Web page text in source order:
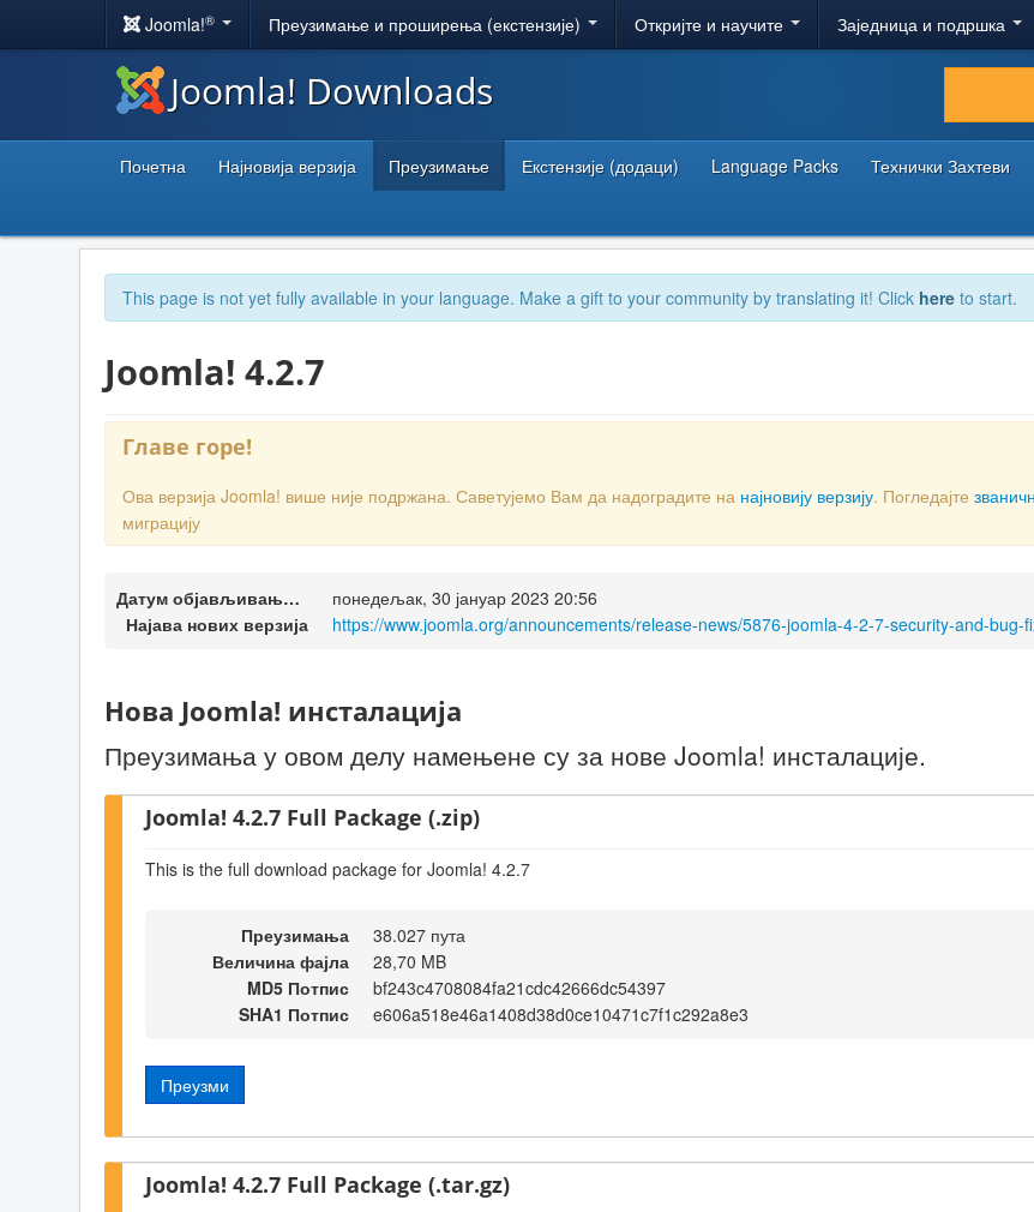
Joomla!® Преузимање и проширења (екстензије) Откријте и научите Заједница и подршка
Joomla! Downloads
Почетна Најновија верзија Преузимање Екстензије (додаци) Language Packs Технички Захтеви
This page is not yet fully available in your language. Make a gift to your community by translating it! Click here to start.
Joomla! 4.2.7
Главе горе!
Ова верзија Joomla! више није подржана. Саветујемо Вам да надоградите на најновију верзију. Погледајте
миграцију
Датум објављивања верзије
понедељак, 30 јануар 2023 20:56
Најава нових верзија
https://www.joomla.org/announcements/release-news/5876-joomla-4-2-7-security-and-bug-
Нова Joomla! инсталација
Преузимања у овом делу намењене су за нове Joomla! инсталације.
Joomla! 4.2.7 Full Package (.zip)
This is the full download package for Joomla! 4.2.7
Преузимања
38.027 пута
Величина фајла
28,70 MB
MD5 Потпис
bf243c4708084fa21cdc42666dc54397
SHA1 Потпис
e606a518e46a1408d38d0ce10471c7f1c292a8e3
Преузми
Joomla! 4.2.7 Full Package (.tar.gz)